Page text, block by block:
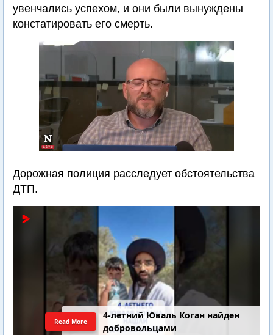
увенчались успехом, и они были вынуждены
констатировать его смерть.
Дорожная полиция расследует обстоятельства
ДТП.
4-летний Юваль Коган найден
добровольцами
Read More